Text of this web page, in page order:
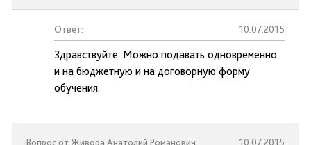
Ответ: 10.07.2015
Здравствуйте. Можно подавать одновременно
и на бюджетную и на договорную форму
обучения.
Вопрос от Живора Анатолий Романович 10.07.2015